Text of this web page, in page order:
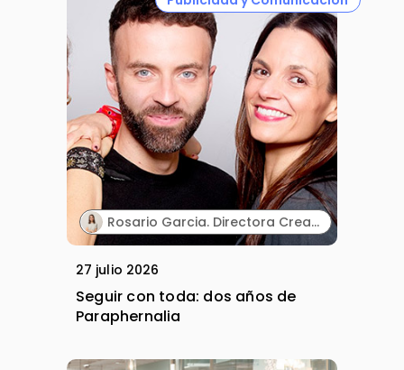
Rosario Garcia. Directora Creativa & Cofounder. Paraphernalia.
27 julio 2026
Seguir con toda: dos años de
Paraphernalia